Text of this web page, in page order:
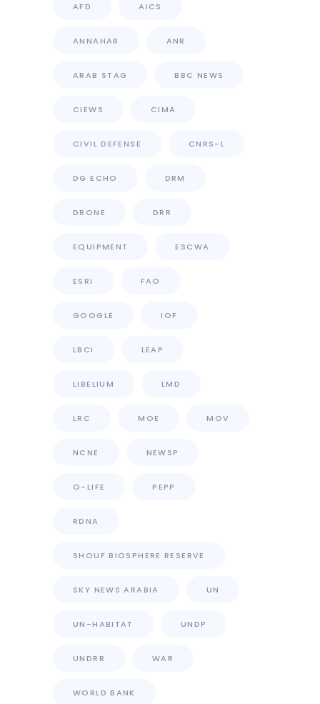
AFD AICS
ANNAHAR ANR
ARAB STAG BBC NEWS
CIEWS CIMA
CIVIL DEFENSE CNRS-L
DG ECHO DRM
DRONE DRR
EQUIPMENT ESCWA
ESRI FAO
GOOGLE IOF
LBCI LEAP
LIBELIUM LMD
LRC MOE MOV
NCNE NEWSP
O-LIFE PEPP
RDNA
SHOUF BIOSPHERE RESERVE
SKY NEWS ARABIA UN
UN-HABITAT UNDP
UNDRR WAR
WORLD BANK